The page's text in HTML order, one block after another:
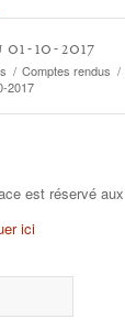
01-10-2017
/ Comptes rendus /
2017
est réservé
ici